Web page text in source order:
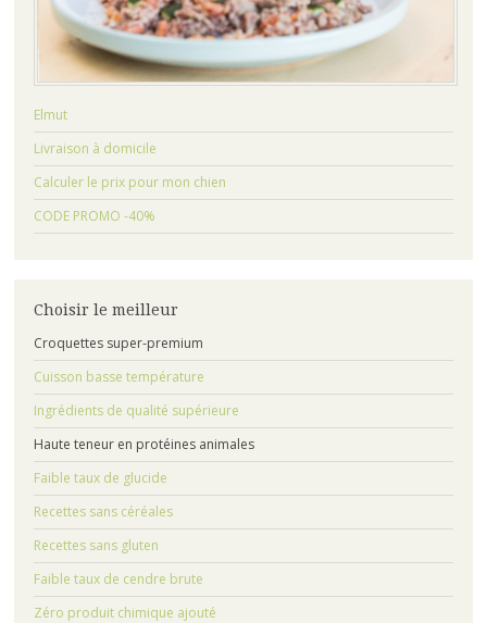
Elmut
Livraison à domicile
Calculer le prix pour mon chien
CODE PROMO -40%
Choisir le meilleur
Croquettes super-premium
Cuisson basse température
Ingrédients de qualité supérieure
Haute teneur en protéines animales
Faible taux de glucide
Recettes sans céréales
Recettes sans gluten
Faible taux de cendre brute
Zéro produit chimique ajouté